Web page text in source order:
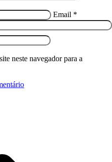
Email *
neste navegador para a